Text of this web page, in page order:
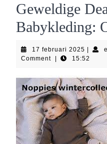
Geweldige
Babykleding:
17 februari 2025 17
februari
Comment
15:52